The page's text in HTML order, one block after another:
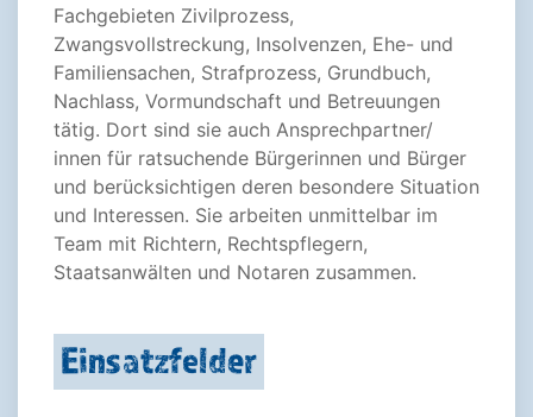
Fachgebieten Zivilprozess,
Zwangsvollstreckung, Insolvenzen, Ehe- und
Familiensachen, Strafprozess, Grundbuch,
Nachlass, Vormundschaft und Betreuungen
tätig. Dort sind sie auch Ansprechpartner/
innen für ratsuchende Bürgerinnen und Bürger
und berücksichtigen deren besondere Situation
und Interessen. Sie arbeiten unmittelbar im
Team mit Richtern, Rechtspflegern,
Staatsanwälten und Notaren zusammen.
Einsatzfelder